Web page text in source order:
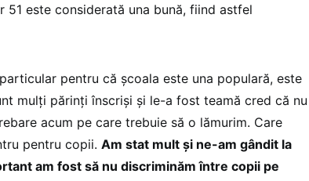
51 este considerată una bună, fiind astfel
pentru că școala este una populară, este
mulți părinți înscriși și le-a fost teamă cred că nu
acum pe care trebuie să o lămurim. Care
pentru copii. Am stat mult și ne-am gândit la
am fost să nu discriminăm între copii pe